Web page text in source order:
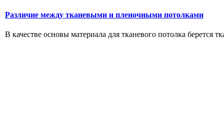
Различие между тканевыми и пленочными потолками
В качестве основы материала для тканевого потолка